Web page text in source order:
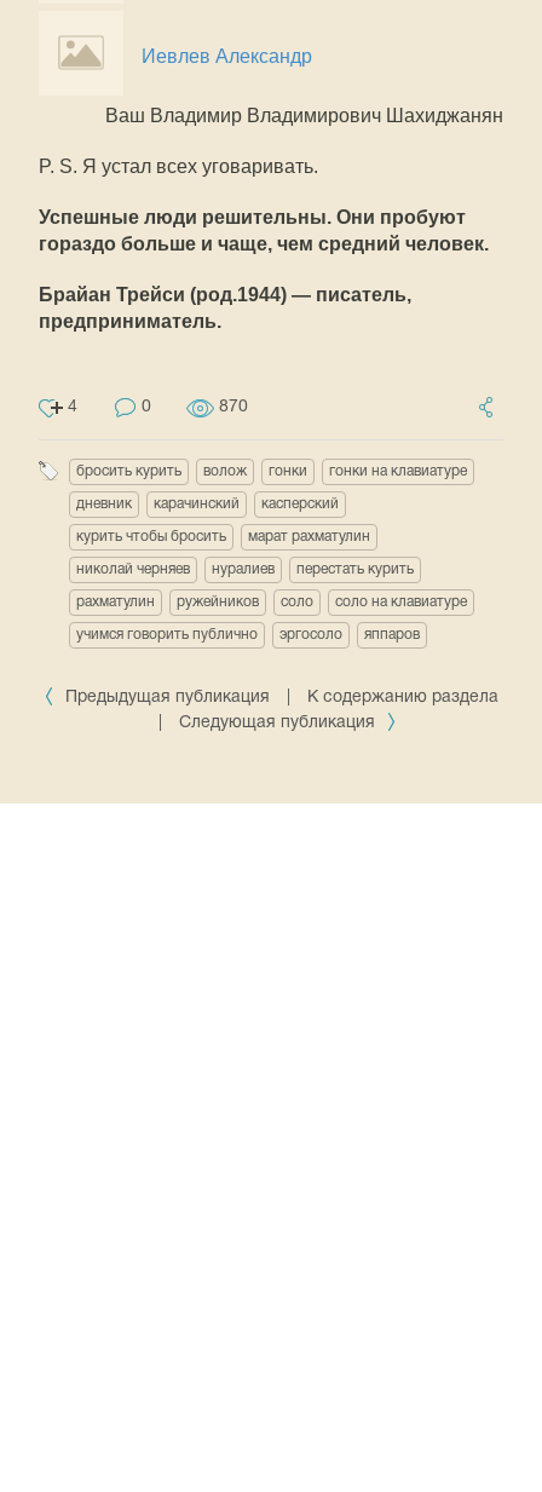
Иевлев Александр
Ваш Владимир Владимирович Шахиджанян
P. S. Я устал всех уговаривать.
Успешные люди решительны. Они пробуют
гораздо больше и чаще, чем средний человек.
Брайан Трейси (род.1944) — писатель,
предприниматель.
4 0 870
бросить курить волож гонки гонки на клавиатуре
дневник карачинский касперский
курить чтобы бросить марат рахматулин
николай черняев нуралиев перестать курить
рахматулин ружейников соло соло на клавиатуре
учимся говорить публично эргосоло яппаров
Предыдущая публикация
К содержанию раздела
Следующая публикация